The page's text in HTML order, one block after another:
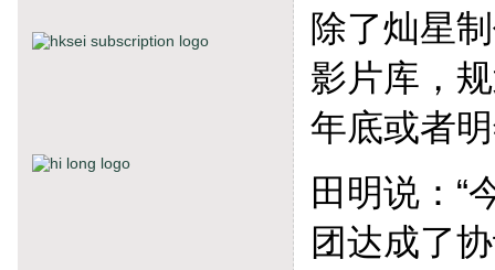
除了灿星
影片库，
年底或者
田明说：“
团达成了